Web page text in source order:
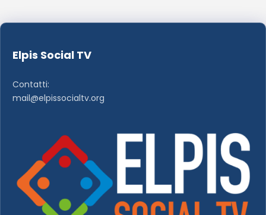
Elpis Social TV
Contatti:
mail@elpissocialtv.org